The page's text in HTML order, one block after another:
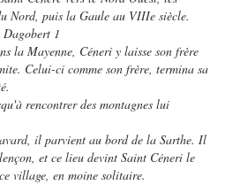
Nord, puis la Gaule au VIIIe siècle.
Dagobert 1
la Mayenne, Céneri y laisse son frère
Celui-ci comme son frère, termina sa
rencontrer des montagnes lui
il parvient au bord de la Sarthe. Il
et ce lieu devint Saint Céneri le
village, en moine solitaire.